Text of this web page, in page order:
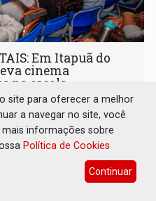
Em Itapuã do
cinema
na escola
às 18:30
em sala de cinema e
produzido na
site para oferecer a melhor
a navegar no site, você
informações sobre
Política de Cookies
Continuar